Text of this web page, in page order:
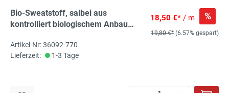
Bio-Sweatstoff, salbei aus
kontrolliert biologischem Anbau
18,50 €* / m %
19,80 €* (6.57% gespart)
Artikel-Nr: 36092-770
Lieferzeit:
1-3 Tage